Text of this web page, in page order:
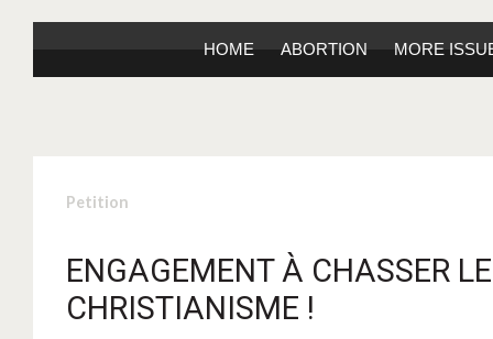
HOME ABORTION MORE
Petition
ENGAGEMENT À CHASSER
CHRISTIANISME !